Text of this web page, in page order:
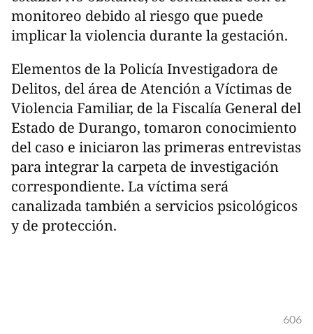
monitoreo debido al riesgo que puede
implicar la violencia durante la gestación.
Elementos de la Policía Investigadora de
Delitos, del área de Atención a Víctimas de
Violencia Familiar, de la Fiscalía General del
Estado de Durango, tomaron conocimiento
del caso e iniciaron las primeras entrevistas
para integrar la carpeta de investigación
correspondiente. La víctima será
canalizada también a servicios psicológicos
y de protección.
606